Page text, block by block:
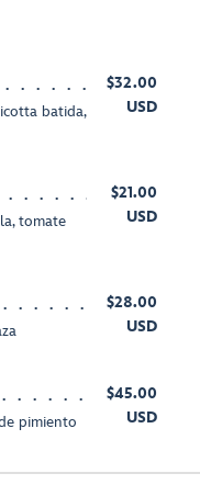
batida,
$32.00
USD
tomate
$21.00
USD
$28.00
USD
pimiento
$45.00
USD